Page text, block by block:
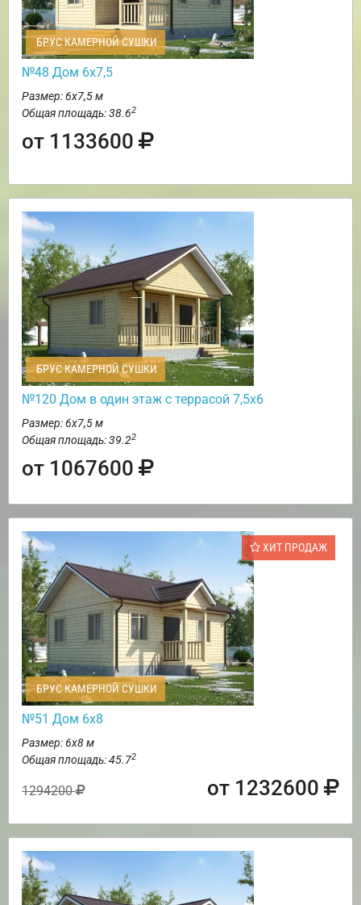
БРУС КАМЕРНОЙ СУШКИ
№48 Дом 6х7,5
Размер: 6х7,5 м
Общая площадь: 38.62
от 1133600
БРУС КАМЕРНОЙ СУШКИ
№120 Дом в один этаж с террасой 7,5х6
Размер: 6х7,5 м
Общая площадь: 39.22
от 1067600
ХИТ ПРОДАЖ
БРУС КАМЕРНОЙ СУШКИ
№51 Дом 6х8
Размер: 6х8 м
Общая площадь: 45.72
1294200 от 1232600